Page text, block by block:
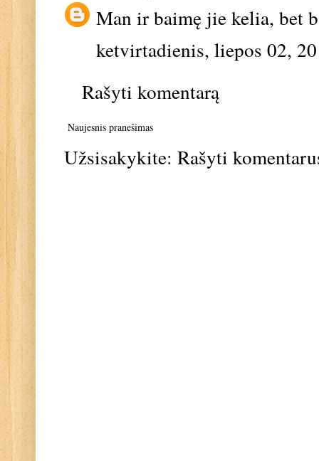
Man ir baimę jie kelia, bet
ketvirtadienis, liepos 02,
Rašyti komentarą
Naujesnis pranešimas
Užsisakykite: Rašyti